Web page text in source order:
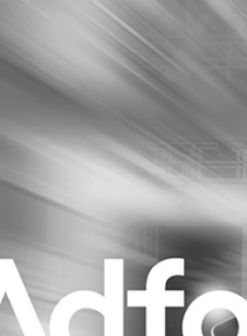
marketing
communicatie